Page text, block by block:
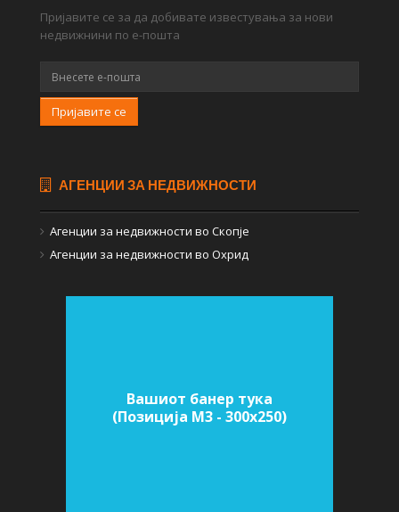
Пријавите се за да добивате известувања за нови
недвижнини по е-пошта
Пријавите се
АГЕНЦИИ ЗА НЕДВИЖНОСТИ
Агенции за недвижности во Скопје
Агенции за недвижности во Охрид
Вашиот банер тука
(Позиција M3 - 300х250)